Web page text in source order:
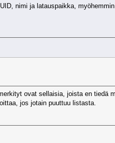
nimi ja latauspaikka,
ovat sellaisia, joista en tiedä
jos jotain puuttuu listasta.